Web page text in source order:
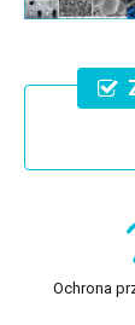
Ochrona